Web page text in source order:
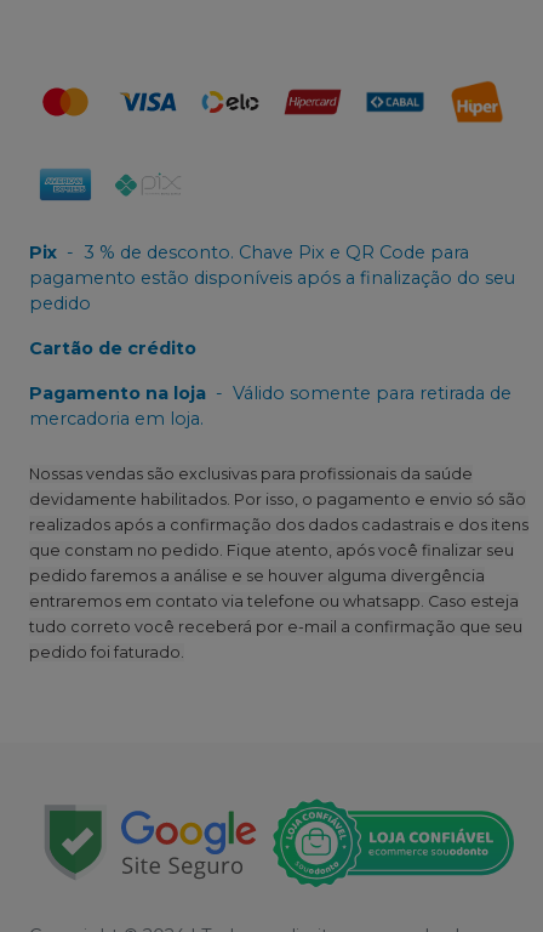
Pix - 3 % de desconto. Chave Pix e QR Code para
pagamento estão disponíveis após a finalização do seu
pedido
Cartão de crédito
Pagamento na loja - Válido somente para retirada de
mercadoria em loja.
Nossas vendas são exclusivas para profissionais da saúde
devidamente habilitados. Por isso, o pagamento e envio só são
realizados após a confirmação dos dados cadastrais e dos itens
que constam no pedido. Fique atento, após você finalizar seu
pedido faremos a análise e se houver alguma divergência
entraremos em contato via telefone ou whatsapp. Caso esteja
tudo correto você receberá por e-mail a confirmação que seu
pedido foi faturado.